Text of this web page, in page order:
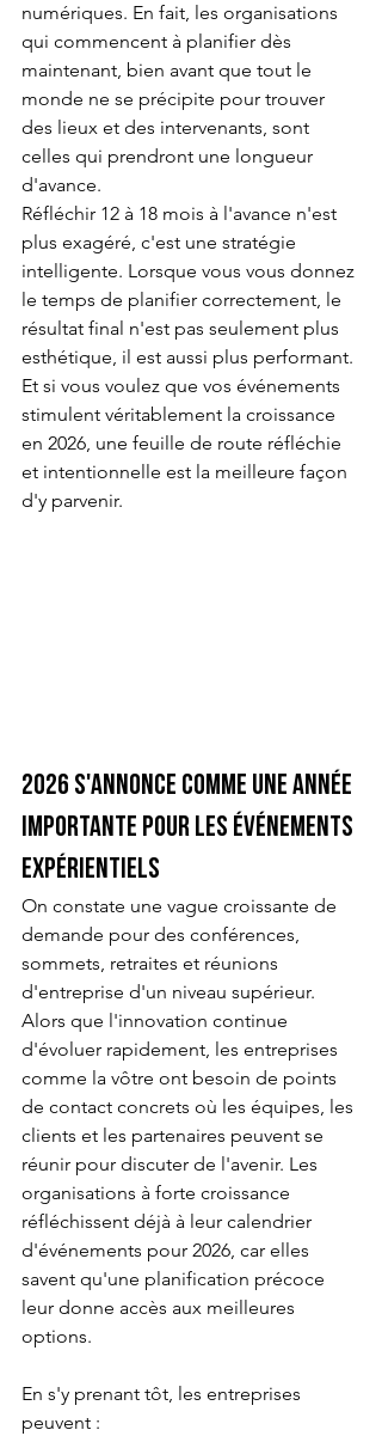
numériques. En fait, les organisations
qui commencent à planifier dès
maintenant, bien avant que tout le
monde ne se précipite pour trouver
des lieux et des intervenants, sont
celles qui prendront une longueur
d'avance.
Réfléchir 12 à 18 mois à l'avance n'est
plus exagéré, c'est une stratégie
intelligente. Lorsque vous vous donnez
le temps de planifier correctement, le
résultat final n'est pas seulement plus
esthétique, il est aussi plus performant.
Et si vous voulez que vos événements
stimulent véritablement la croissance
en 2026, une feuille de route réfléchie
et intentionnelle est la meilleure façon
d'y parvenir.
2026 s'annonce comme une année
importante pour les événements
expérientiels
On constate une vague croissante de
demande pour des conférences,
sommets, retraites et réunions
d'entreprise d'un niveau supérieur.
Alors que l'innovation continue
d'évoluer rapidement, les entreprises
comme la vôtre ont besoin de points
de contact concrets où les équipes, les
clients et les partenaires peuvent se
réunir pour discuter de l'avenir. Les
organisations à forte croissance
réfléchissent déjà à leur calendrier
d'événements pour 2026, car elles
savent qu'une planification précoce
leur donne accès aux meilleures
options.
En s'y prenant tôt, les entreprises
peuvent :